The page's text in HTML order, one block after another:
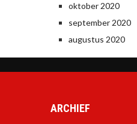
oktober 2020
september 2020
augustus 2020
ARCHIEF